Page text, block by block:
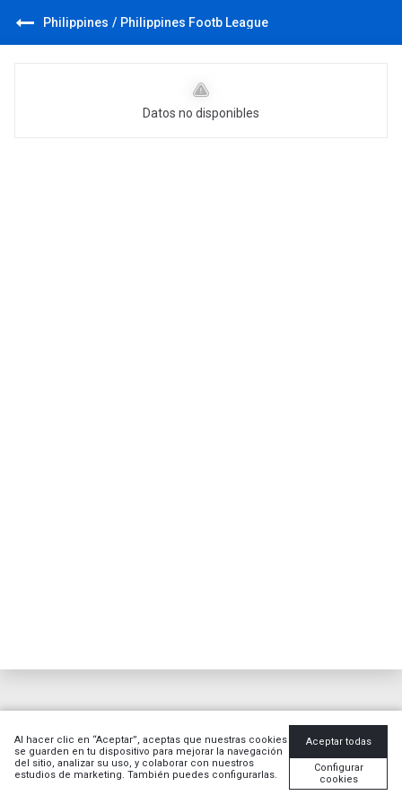
Al hacer clic en “Aceptar”, aceptas que nuestras cookies
se guarden en tu dispositivo para mejorar la navegación
del sitio, analizar su uso, y colaborar con nuestros
estudios de marketing. También puedes configurarlas.
Aceptar todas
Configurar
cookies
Philippines / Philippines Footb League
Datos no disponibles